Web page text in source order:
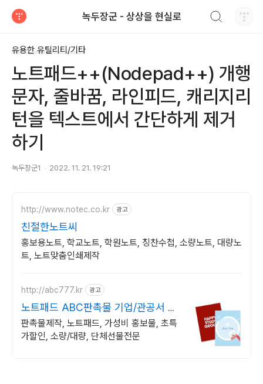
녹두장군 - 상상을 현실로
유용한 유틸리티/기타
노트패드++(Nodepad++) 개행
문자, 줄바꿈, 라인피드, 캐리지리
턴을 텍스트에서 간단하게 제거
하기
녹두장군1 2022. 11. 21. 19:21
http://www.notec.co.kr 광고
친절한노트씨
홍보용노트, 학교노트, 학원노트, 칭찬수첩, 소량노트, 대량노
트, 노트맞춤인쇄제작
http://abc777.kr 광고
노트패드 ABC판촉물 기업/관공서 후
결제
판촉물제작, 노트패드, 가성비 홍보물, 초특
가할인, 소량/대량, 단체선물전문